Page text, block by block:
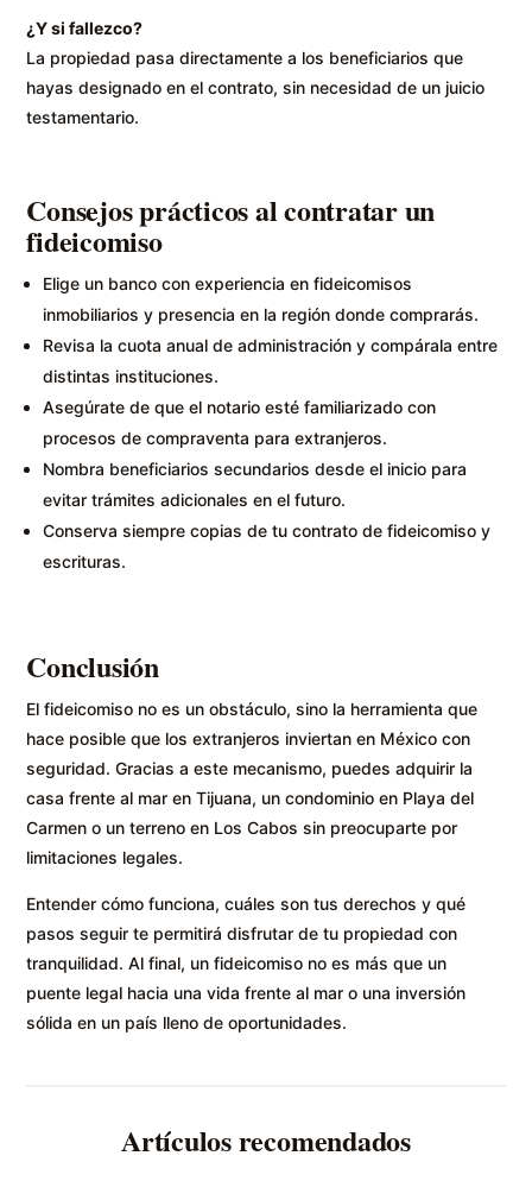
¿Y si fallezco?
La propiedad pasa directamente a los beneficiarios que
hayas designado en el contrato, sin necesidad de un juicio
testamentario.
Consejos prácticos al contratar un
fideicomiso
Elige un banco con experiencia en fideicomisos
inmobiliarios y presencia en la región donde comprarás.
Revisa la cuota anual de administración y compárala entre
distintas instituciones.
Asegúrate de que el notario esté familiarizado con
procesos de compraventa para extranjeros.
Nombra beneficiarios secundarios desde el inicio para
evitar trámites adicionales en el futuro.
Conserva siempre copias de tu contrato de fideicomiso y
escrituras.
Conclusión
El fideicomiso no es un obstáculo, sino la herramienta que
hace posible que los extranjeros inviertan en México con
seguridad. Gracias a este mecanismo, puedes adquirir la
casa frente al mar en Tijuana, un condominio en Playa del
Carmen o un terreno en Los Cabos sin preocuparte por
limitaciones legales.
Entender cómo funciona, cuáles son tus derechos y qué
pasos seguir te permitirá disfrutar de tu propiedad con
tranquilidad. Al final, un fideicomiso no es más que un
puente legal hacia una vida frente al mar o una inversión
sólida en un país lleno de oportunidades.
Artículos recomendados